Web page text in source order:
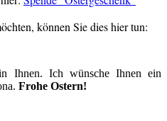
können Sie dies hier tun:
Ihnen. Ich wünsche Ihnen ein
Frohe Ostern!